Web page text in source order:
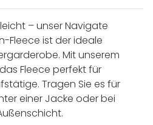
– unser Navigate
Fleece ist der ideale
Mit unserem
Fleece perfekt für
Tragen Sie es für
einer Jacke oder bei